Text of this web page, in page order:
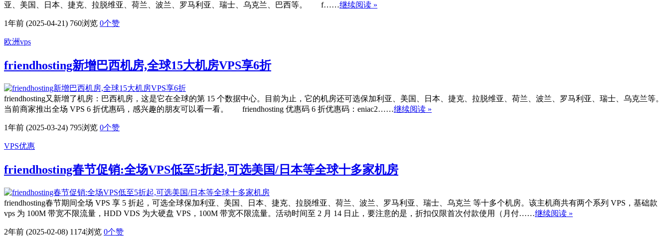
亚、美国、日本、捷克、拉脱维亚、荷兰、波兰、罗马利亚、瑞士、乌克兰、巴西等。 f……继续阅读 »
1年前 (2025-04-21) 760浏览 0个赞
欧洲vps
friendhosting新增巴西机房,全球15大机房VPS享6折
friendhosting又新增了机房：巴西机房，这是它在全球的第 15 个数据中心。目前为止，它的机房还可选保加利亚、美国、日本、捷克、拉脱维亚、荷兰、波兰、罗马利亚、瑞士、乌克兰等。
当前商家推出全场 VPS 6 折优惠码，感兴趣的朋友可以看一看。 friendhosting 优惠码 6 折优惠码：eniac2……继续阅读 »
1年前 (2025-03-24) 795浏览 0个赞
VPS优惠
friendhosting春节促销:全场VPS低至5折起,可选美国/日本等全球十多家机房
friendhosting春节期间全场 VPS 享 5 折起，可选全球保加利亚、美国、日本、捷克、拉脱维亚、荷兰、波兰、罗马利亚、瑞士、乌克兰 等十多个机房。该主机商共有两个系列 VPS，基础款
vps 为 100M 带宽不限流量，HDD VDS 为大硬盘 VPS，100M 带宽不限流量。活动时间至 2 月 14 日止，要注意的是，折扣仅限首次付款使用（月付……继续阅读 »
2年前 (2025-02-08) 1174浏览 0个赞